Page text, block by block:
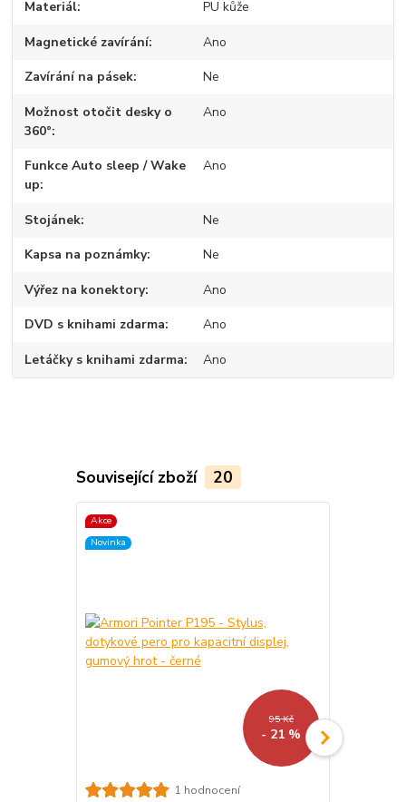
Materiál PU kůže
Magnetické zavírání Ano
Zavírání na pásek Ne
Možnost otočit desky o
360°
Ano
Funkce Auto sleep / Wake
up
Ano
Stojánek Ne
Kapsa na poznámky Ne
Výřez na konektory Ano
DVD s knihami zdarma Ano
Letáčky s knihami zdarma Ano
Související zboží 20
Akce
Novinka
95 Kč
- 21 %
1 hodnocení